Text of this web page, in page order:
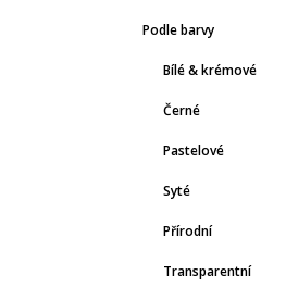
Podle barvy
Bílé & krémové
Černé
Pastelové
Syté
Přírodní
Transparentní